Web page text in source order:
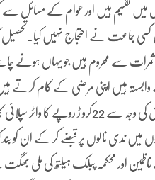
میں تقسیم ہیں اور عوام کے مسائل
کسی جماعت نے احتجاج نہیں کیا۔تحصیل
سے محروم ہیں جو یہاں ہونے
ہیں اپنی مرضی کے کام کرتے
ہے ۔سیاسی کشمکش کی وجہ سے
اور محکمہ پبلک ہیلتھ کی ملی